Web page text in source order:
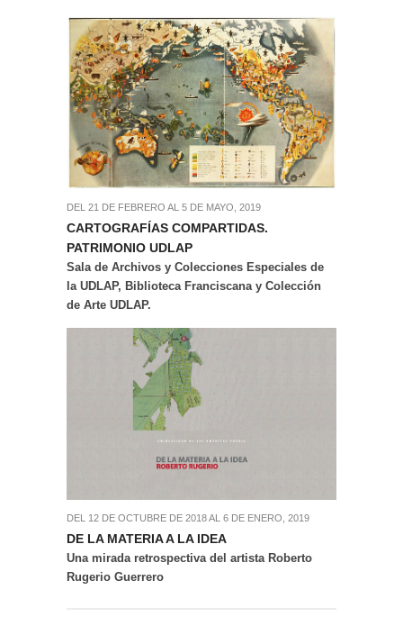
DEL 21 DE FEBRERO AL 5 DE MAYO, 2019
CARTOGRAFÍAS COMPARTIDAS.
PATRIMONIO UDLAP
Sala de Archivos y Colecciones Especiales de
la UDLAP, Biblioteca Franciscana y Colección
de Arte UDLAP.
DEL 12 DE OCTUBRE DE 2018 AL 6 DE ENERO, 2019
DE LA MATERIA A LA IDEA
Una mirada retrospectiva del artista Roberto
Rugerio Guerrero